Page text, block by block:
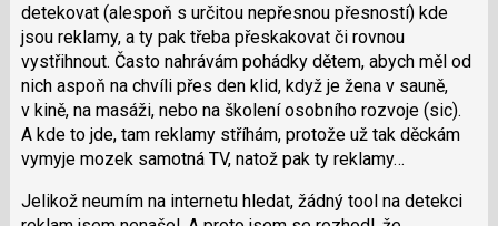
detekovat (alespoň s určitou nepřesnou přesností) kde
jsou reklamy, a ty pak třeba přeskakovat či rovnou
vystřihnout. Často nahrávám pohádky dětem, abych měl od
nich aspoň na chvíli přes den klid, když je žena v sauně,
v kině, na masáži, nebo na školení osobního rozvoje (sic).
A kde to jde, tam reklamy stříhám, protože už tak děckám
vymyje mozek samotná TV, natož pak ty reklamy…
Jelikož neumím na internetu hledat, žádný tool na detekci